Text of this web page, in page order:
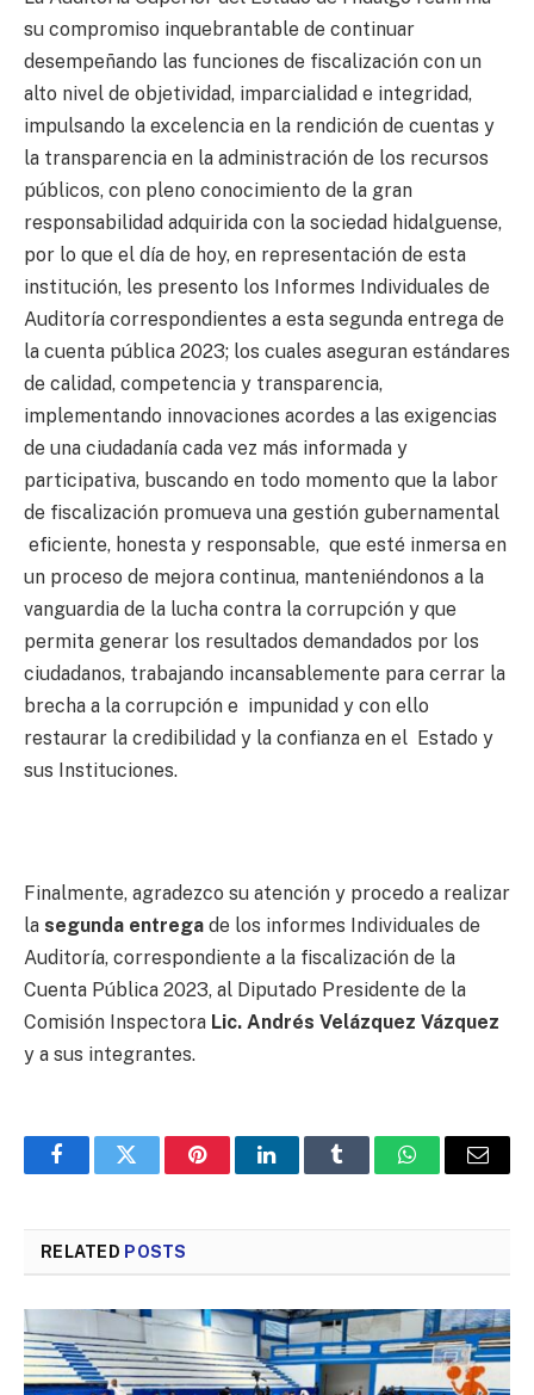
su compromiso inquebrantable de continuar
desempeñando las funciones de fiscalización con un
alto nivel de objetividad, imparcialidad e integridad,
impulsando la excelencia en la rendición de cuentas y
la transparencia en la administración de los recursos
públicos, con pleno conocimiento de la gran
responsabilidad adquirida con la sociedad hidalguense,
por lo que el día de hoy, en representación de esta
institución, les presento los Informes Individuales de
Auditoría correspondientes a esta segunda entrega de
la cuenta pública 2023; los cuales aseguran estándares
de calidad, competencia y transparencia,
implementando innovaciones acordes a las exigencias
de una ciudadanía cada vez más informada y
participativa, buscando en todo momento que la labor
de fiscalización promueva una gestión gubernamental
eficiente, honesta y responsable, que esté inmersa en
un proceso de mejora continua, manteniéndonos a la
vanguardia de la lucha contra la corrupción y que
permita generar los resultados demandados por los
ciudadanos, trabajando incansablemente para cerrar la
brecha a la corrupción e impunidad y con ello
restaurar la credibilidad y la confianza en el Estado y
sus Instituciones.
Finalmente, agradezco su atención y procedo a realizar
la segunda entrega de los informes Individuales de
Auditoría, correspondiente a la fiscalización de la
Cuenta Pública 2023, al Diputado Presidente de la
Comisión Inspectora Lic. Andrés Velázquez Vázquez
y a sus integrantes.
FacebookTwitter PinterestLinkedInTumblr WhatsAppEmail
RELATED POSTS